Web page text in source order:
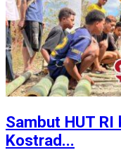
Sambut HUT
Kostrad...